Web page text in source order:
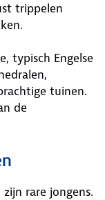
trippelen
typisch Engelse
tuinen.
de
zijn rare jongens.